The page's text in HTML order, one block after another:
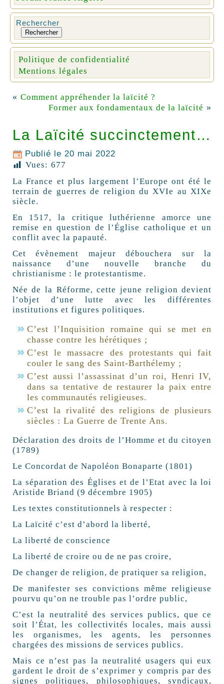
Rechercher
Rechercher
Politique de confidentialité
Mentions légales
« Comment appréhender la laïcité ?
Former aux fondamentaux de la laïcité »
La Laïcité succinctement…
Publié le 20 mai 2022
Vues: 677
La France et plus largement l’Europe ont été le
terrain de guerres de religion du XVIe au XIXe
siècle.
En 1517, la critique luthérienne amorce une
remise en question de l’Église catholique et un
conflit avec la papauté.
Cet évènement majeur débouchera sur la
naissance d’une nouvelle branche du
christianisme : le protestantisme.
Née de la Réforme, cette jeune religion devient
l’objet d’une lutte avec les différentes
institutions et figures politiques.
C’est l’Inquisition romaine qui se met en
chasse contre les hérétiques ;
C’est le massacre des protestants qui fait
couler le sang des Saint-Barthélemy ;
C’est aussi l’assassinat d’un roi, Henri IV,
dans sa tentative de restaurer la paix entre
les communautés religieuses.
C’est la rivalité des religions de plusieurs
siècles : La Guerre de Trente Ans.
Déclaration des droits de l’Homme et du citoyen
(1789)
Le Concordat de Napoléon Bonaparte (1801)
La séparation des Églises et de l’Etat avec la loi
Aristide Briand (9 décembre 1905)
Les textes constitutionnels à respecter :
La Laïcité c’est d’abord la liberté,
La liberté de conscience
La liberté de croire ou de ne pas croire,
De changer de religion, de pratiquer sa religion,
De manifester ses convictions même religieuse
pourvu qu’on ne trouble pas l’ordre public,
C’est la neutralité des services publics, que ce
soit l’État, les collectivités locales, mais aussi
les organismes, les agents, les personnes
chargées des missions de services publics.
Mais ce n’est pas la neutralité usagers qui eux
gardent le droit de s’exprimer y compris par des
signes politiques, philosophiques, syndicaux,